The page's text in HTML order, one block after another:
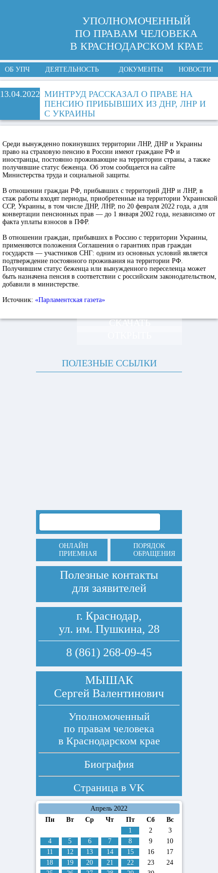
УПОЛНОМОЧЕННЫЙ
ПО ПРАВАМ ЧЕЛОВЕКА
В КРАСНОДАРСКОМ КРАЕ
ОБ УПЧ ДЕЯТЕЛЬНОСТЬ ДОКУМЕНТЫ НОВОСТИ
13.04.2022 МИНТРУД РАССКАЗАЛ О ПРАВЕ НА
ПЕНСИЮ ПРИБЫВШИХ ИЗ ДНР, ЛНР И
С УКРАИНЫ
Среди вынужденно покинувших территории ЛНР, ДНР и Украины
право на страховую пенсию в России имеют граждане РФ и
иностранцы, постоянно проживающие на территории страны, а также
получившие статус беженца. Об этом сообщается на сайте
Министерства труда и социальной защиты.
В отношении граждан РФ, прибывших с территорий ДНР и ЛНР, в
стаж работы входят периоды, приобретенные на территории Украинской
ССР, Украины, в том числе ДНР, ЛНР, по 20 февраля 2022 года, а для
конвертации пенсионных прав — до 1 января 2002 года, независимо от
факта уплаты взносов в ПФР.
В отношении граждан, прибывших в Россию с территории Украины,
применяются положения Соглашения о гарантиях прав граждан
государств — участников СНГ: одним из основных условий является
подтверждение постоянного проживания на территории РФ.
Получившим статус беженца или вынужденного переселенца может
быть назначена пенсия в соответствии с российским законодательством,
добавили в министерстве.
Источник: «Парламентская газета»
СКАЧАТЬ
ПОЛЕЗНЫЕ ССЫЛКИ
ОНЛАЙН
ПРИЕМНАЯ
ПОРЯДОК
ОБРАЩЕНИЯ
Полезные контакты
для заявителей
г. Краснодар,
ул. им. Пушкина, 28
8 (861) 268-09-45
МЫШАК
Сергей Валентинович
Уполномоченный
по правам человека
в Краснодарском крае
Биография
Страница в VK
Апрель 2022
Пн
Вт Ср Чт Пт Сб
Вс
1
2
3
4
5 6 7 8 9
10
11
12 13 14 15 16
17
18
19 20 21 22 23
24